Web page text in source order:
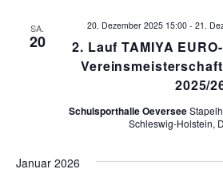
SA.
20
2. Lauf TAMIYA
2025/
20. Dezember 2025 15:00 - 21.
Schulsporthalle Oeversee
Schleswig-Holstein,
Januar 2026